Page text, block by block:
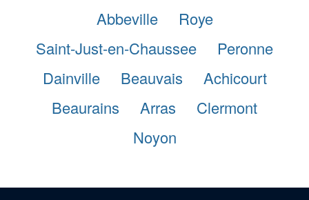
Abbeville
Roye
Saint-Just-en-Chaussee
Peronne
Dainville
Beauvais
Achicourt
Beaurains
Arras
Clermont
Noyon